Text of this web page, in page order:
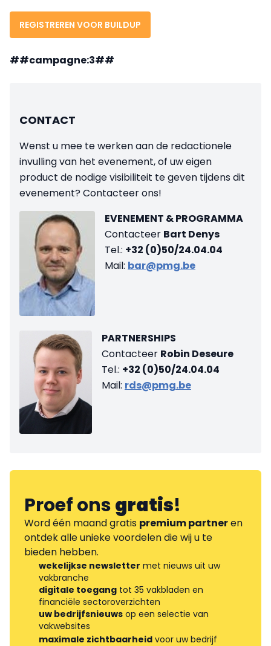
REGISTREREN VOOR BUILDUP
##campagne:3##
CONTACT
Wenst u mee te werken aan de redactionele
invulling van het evenement, of uw eigen
product de nodige visibiliteit te geven tijdens dit
evenement? Contacteer ons!
EVENEMENT & PROGRAMMA
Contacteer Bart Denys
Tel.: +32 (0)50/24.04.04
Mail: bar@pmg.be
PARTNERSHIPS
Contacteer Robin Deseure
Tel.: +32 (0)50/24.04.04
Mail: rds@pmg.be
Proef onsgratis!
Word één maand gratis premium partneren
ontdek alle unieke voordelen die wij u te
bieden hebben.
wekelijkse newsletter met nieuws uit uw
vakbranche
digitale toegang tot 35 vakbladen en
financiële sectoroverzichten
uw bedrijfsnieuws op een selectie van
vakwebsites
maximale zichtbaarheid voor uw bedrijf